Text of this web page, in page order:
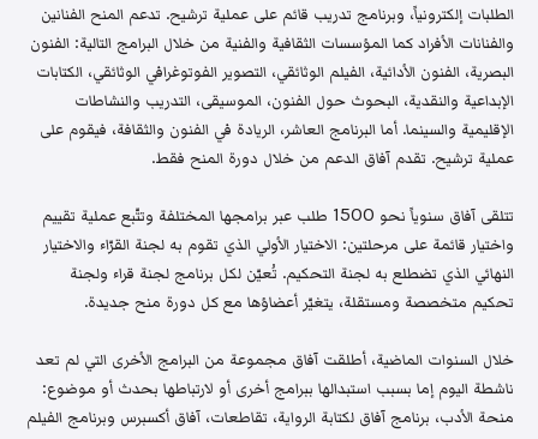
الطلبات إلكترونياً، وبرنامج تدريب قائم على عملية ترشيح. تدعم المنح الفنانين
والفنانات الأفراد كما المؤسسات الثقافية والفنية من خلال البرامج التالية: الفنون
البصرية، الفنون الأدائية، الفيلم الوثائقي، التصوير الفوتوغرافي الوثائقي، الكتابات
الإبداعية والنقدية، البحوث حول الفنون، الموسيقى، التدريب والنشاطات
الإقليمية والسينما. أما البرنامج العاشر، الريادة في الفنون والثقافة، فيقوم على
عملية ترشيح. تقدم آفاق الدعم من خلال دورة المنح فقط.
تتلقى آفاق سنوياً نحو 1500 طلب عبر برامجها المختلفة وتتّبع عملية تقييم
واختيار قائمة على مرحلتين: الاختيار الأولي الذي تقوم به لجنة القرّاء والاختيار
النهائي الذي تضطلع به لجنة التحكيم. تُعيّن لكل برنامج لجنة قراء ولجنة
تحكيم متخصصة ومستقلة، يتغيّر أعضاؤها مع كل دورة منح جديدة.
خلال السنوات الماضية، أطلقت آفاق مجموعة من البرامج الأخرى التي لم تعد
ناشطة اليوم إما بسبب استبدالها ببرامج أخرى أو لارتباطها بحدث أو موضوع:
منحة الأدب، برنامج آفاق لكتابة الرواية، تقاطعات، آفاق أكسبرس وبرنامج الفيلم